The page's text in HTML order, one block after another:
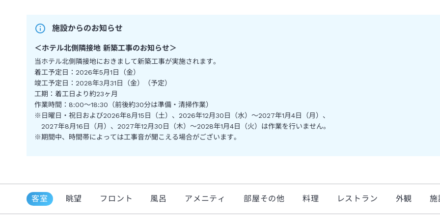
施設からのお知らせ
＜ホテル北側隣接地 新築工事のお知らせ＞
当ホテル北側隣接地におきまして新築工事が実施されます。
着工予定日：2026年5月1日（金）
竣工予定日：2028年3月31日（金）（予定）
工期：着工日より約23ヶ月
作業時間：8:00～18:30（前後約30分は準備・清掃作業）
※日曜日・祝日および2026年8月15日（土）、2026年12月30日（水）～2027年1月4日（月）、
2027年8月16日（月）、2027年12月30日（木）～2028年1月4日（火）は作業を行いません。
※期間中、時間帯によっては工事音が聞こえる場合がございます。
客室 眺望 フロント 風呂 アメニティ 部屋その他 料理 レストラン 外観 施